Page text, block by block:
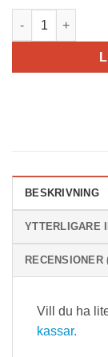
Billig tygkasse
BESKRIVNING
YTTERLIGARE
RECENSIONER
Vill du ha
kassar.